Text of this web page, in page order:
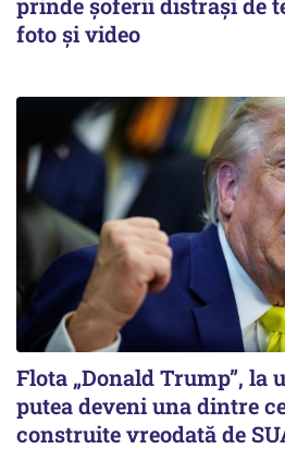
foto și video
Flota „Donald Trump”, la
putea deveni una dintre
construite vreodată de